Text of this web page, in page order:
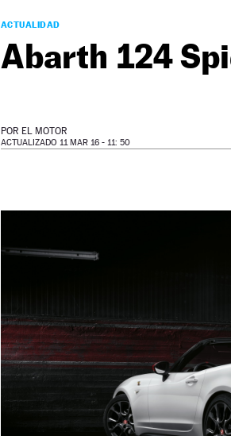
ACTUALIDAD
Abarth 124
POR EL MOTOR
ACTUALIZADO 11 MAR 16 - 11: 50